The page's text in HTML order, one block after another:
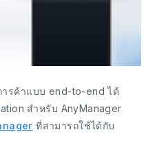
ารค้าแบบ end-to-end ได้
สำหรับ AnyManager
ที่สามารถใช้ได้กับ